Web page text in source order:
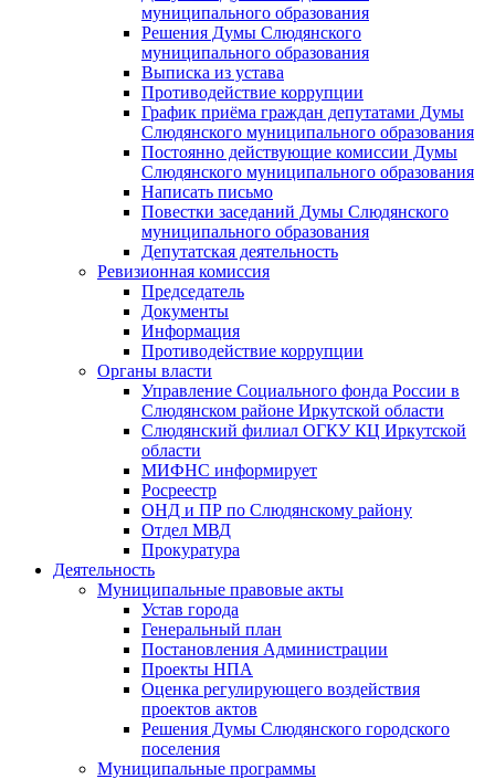
муниципального образования
Решения Думы Слюдянского
муниципального образования
Выписка из устава
Противодействие коррупции
График приёма граждан депутатами Думы
Слюдянского муниципального образования
Постоянно действующие комиссии Думы
Слюдянского муниципального образования
Написать письмо
Повестки заседаний Думы Слюдянского
муниципального образования
Депутатская деятельность
Ревизионная комиссия
Председатель
Документы
Информация
Противодействие коррупции
Органы власти
Управление Социального фонда России в
Слюдянском районе Иркутской области
Слюдянский филиал ОГКУ КЦ Иркутской
области
МИФНС информирует
Росреестр
ОНД и ПР по Слюдянскому району
Отдел МВД
Прокуратура
Деятельность
Муниципальные правовые акты
Устав города
Генеральный план
Постановления Администрации
Проекты НПА
Оценка регулирующего воздействия
проектов актов
Решения Думы Слюдянского городского
поселения
Муниципальные программы